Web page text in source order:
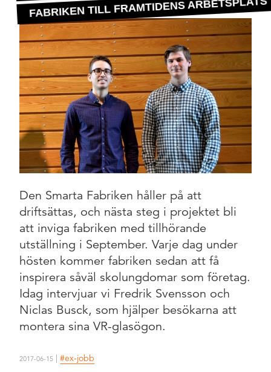
FABRIKEN TILL FRAMTIDENS ARBETSPLATS
Den Smarta Fabriken håller på att
driftsättas, och nästa steg i projektet bli
att inviga fabriken med tillhörande
utställning i September. Varje dag under
hösten kommer fabriken sedan att få
inspirera såväl skolungdomar som företag.
Idag intervjuar vi Fredrik Svensson och
Niclas Busck, som hjälper besökarna att
montera sina VR-glasögon.
2017-06-15 |#ex-jobb